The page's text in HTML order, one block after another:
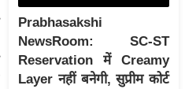
Prabhasakshi
NewsRoom: SC-ST
Reservation में Creamy
Layer नहीं बनेगी, सुप्रीम कोर्ट